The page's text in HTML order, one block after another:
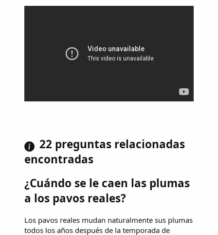
22 preguntas relacionadas
encontradas
¿Cuándo se le caen las plumas
a los pavos reales?
Los pavos reales mudan naturalmente sus plumas
todos los años después de la temporada de